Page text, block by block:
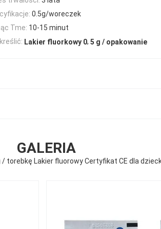
0.5g/woreczek
Tme: 10-15 minut
Lakier fluorkowy 0, 5 g / opakowanie
GALERIA
torebkę Lakier fluorowy Certyfikat CE dla